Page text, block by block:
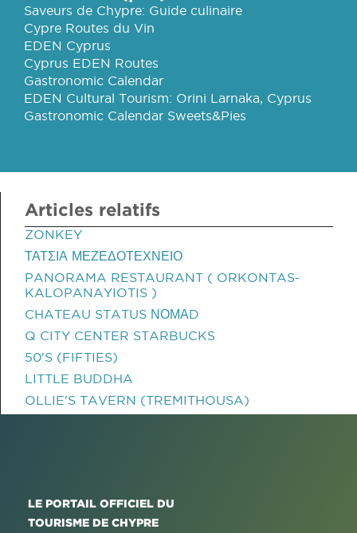
Saveurs de Chypre: Guide culinaire
Cypre Routes du Vin
EDEN Cyprus
Cyprus EDEN Routes
Gastronomic Calendar
EDEN Cultural Tourism: Orini Larnaka, Cyprus
Gastronomic Calendar Sweets&Pies
Articles relatifs
ZONKEY
ΤΑΤΣΙΑ ΜΕΖΕΔΟΤΕΧΝΕΙΟ
PANORAMA RESTAURANT ( ORKONTAS-
KALOPANAYIOTIS )
CHATEAU STATUS ΝΟΜΑD
Q CITY CENTER STARBUCKS
50'S (FIFTIES)
LITTLE BUDDHA
OLLIE'S TAVERN (TREMITHOUSA)
LE PORTAIL OFFICIEL DU
TOURISME DE CHYPRE